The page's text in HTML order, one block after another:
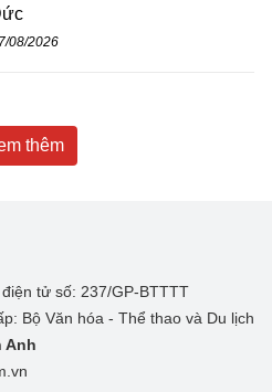
08/2026
thêm
tử số: 237/GP-BTTTT
Bộ Văn hóa - Thể thao và Du lịch
Anh